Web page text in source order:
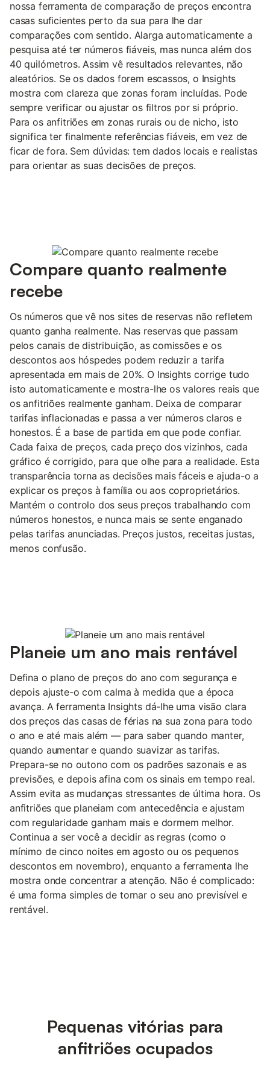
nossa ferramenta de comparação de preços encontra
casas suficientes perto da sua para lhe dar
comparações com sentido. Alarga automaticamente a
pesquisa até ter números fiáveis, mas nunca além dos
40 quilómetros. Assim vê resultados relevantes, não
aleatórios. Se os dados forem escassos, o Insights
mostra com clareza que zonas foram incluídas. Pode
sempre verificar ou ajustar os filtros por si próprio.
Para os anfitriões em zonas rurais ou de nicho, isto
significa ter finalmente referências fiáveis, em vez de
ficar de fora. Sem dúvidas: tem dados locais e realistas
para orientar as suas decisões de preços.
Compare quanto realmente
recebe
Os números que vê nos sites de reservas não refletem
quanto ganha realmente. Nas reservas que passam
pelos canais de distribuição, as comissões e os
descontos aos hóspedes podem reduzir a tarifa
apresentada em mais de 20%. O Insights corrige tudo
isto automaticamente e mostra-lhe os valores reais que
os anfitriões realmente ganham. Deixa de comparar
tarifas inflacionadas e passa a ver números claros e
honestos. É a base de partida em que pode confiar.
Cada faixa de preços, cada preço dos vizinhos, cada
gráfico é corrigido, para que olhe para a realidade. Esta
transparência torna as decisões mais fáceis e ajuda-o a
explicar os preços à família ou aos coproprietários.
Mantém o controlo dos seus preços trabalhando com
números honestos, e nunca mais se sente enganado
pelas tarifas anunciadas. Preços justos, receitas justas,
menos confusão.
Planeie um ano mais rentável
Defina o plano de preços do ano com segurança e
depois ajuste-o com calma à medida que a época
avança. A ferramenta Insights dá-lhe uma visão clara
dos preços das casas de férias na sua zona para todo
o ano e até mais além — para saber quando manter,
quando aumentar e quando suavizar as tarifas.
Prepara-se no outono com os padrões sazonais e as
previsões, e depois afina com os sinais em tempo real.
Assim evita as mudanças stressantes de última hora. Os
anfitriões que planeiam com antecedência e ajustam
com regularidade ganham mais e dormem melhor.
Continua a ser você a decidir as regras (como o
mínimo de cinco noites em agosto ou os pequenos
descontos em novembro), enquanto a ferramenta lhe
mostra onde concentrar a atenção. Não é complicado:
é uma forma simples de tornar o seu ano previsível e
rentável.
Pequenas vitórias para
anfitriões ocupados